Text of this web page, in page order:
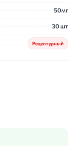
50мг
30 шт
Рецептурный